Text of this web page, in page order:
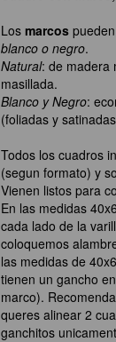
Losmarcos
blanco o negro.
Natural: de madera
masillada.
Blanco y Negro:
(foliadas y
Todos los cuadros
(segun formato) y
Vienen listos para
En las medidas
cada lado de la
coloquemos
las medidas de
tienen un gancho
marco).
queres alinear 2
ganchitos